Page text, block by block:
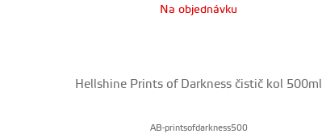
Na objednávku
Hellshine Prints of Darkness čistič kol 500ml
AB-printsofdarkness500